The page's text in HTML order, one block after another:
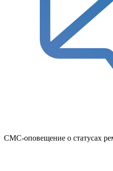
СМС-оповещение о статусах